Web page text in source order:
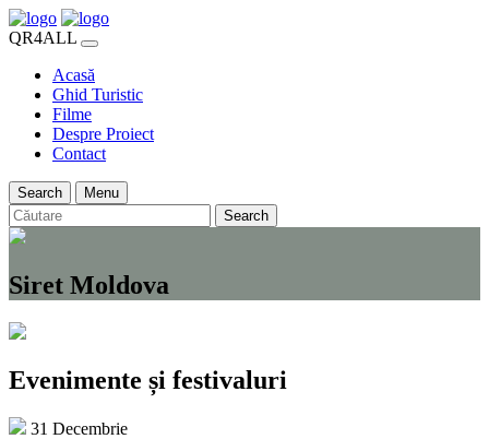
QR4ALL
Acasă
Ghid Turistic
Filme
Despre Proiect
Contact
Search
Menu
Search
Siret Moldova
Evenimente și festivaluri
31 Decembrie